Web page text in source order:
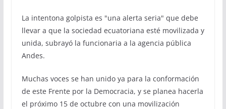
La intentona golpista es "una alerta seria" que debe
llevar a que la sociedad ecuatoriana esté movilizada y
unida, subrayó la funcionaria a la agencia pública
Andes.
Muchas voces se han unido ya para la conformación
de este Frente por la Democracia, y se planea hacerla
el próximo 15 de octubre con una movilización